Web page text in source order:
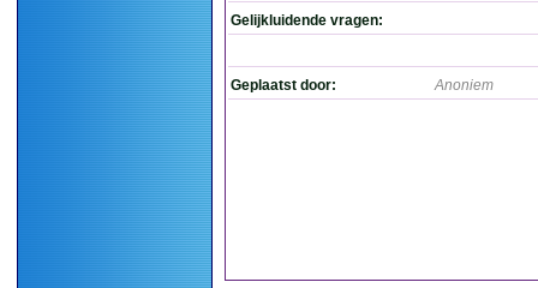
Gelijkluidende vragen:
Geplaatst door: Anoniem